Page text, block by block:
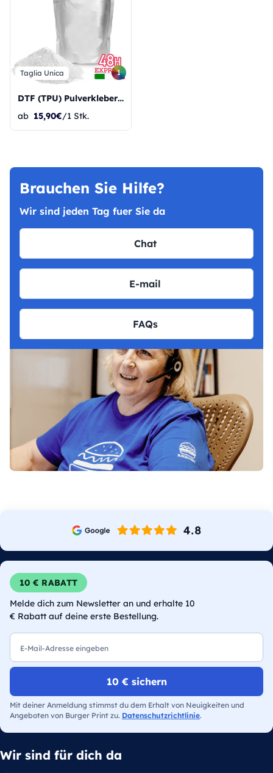
Taglia Unica 1
DTF (TPU) Pulverkleber 1 kg
ab 15,90€/1 Stk.
Brauchen Sie Hilfe?
Wir sind jeden Tag fuer Sie da
Chat
E-mail
FAQs
10 € RABATT
Melde dich zum Newsletter an und erhalte 10
€ Rabatt auf deine erste Bestellung.
10 € sichern
Mit deiner Anmeldung stimmst du dem Erhalt von Neuigkeiten und
Angeboten von Burger Print zu. Datenschutzrichtlinie.
Wir sind für dich da